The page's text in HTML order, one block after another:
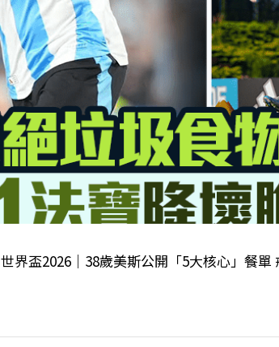
世界盃2026｜38歲美斯公開「5大核心」餐